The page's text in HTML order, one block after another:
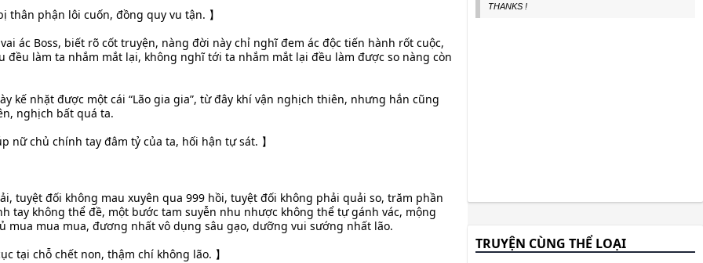
thân phận lôi cuốn, đồng quy vu tận. 】
ác Boss, biết rõ cốt truyện, nàng đời này chỉ nghĩ đem ác độc tiến hành rốt cuộc,
đều làm ta nhắm mắt lại, không nghĩ tới ta nhắm mắt lại đều làm được so nàng còn
kế nhặt được một cái “Lão gia gia”, từ đây khí vận nghịch thiên, nhưng hắn cũng
nghịch bất quá ta.
nữ chủ chính tay đâm tỷ của ta, hối hận tự sát. 】
tuyệt đối không mau xuyên qua 999 hồi, tuyệt đối không phải quải so, trăm phần
tay không thể đề, một bước tam suyễn nhu nhược không thể tự gánh vác, mộng
mua mua mua, đương nhất vô dụng sâu gạo, dưỡng vui sướng nhất lão.
tại chỗ chết non, thậm chí không lão. 】
THANKS !
TRUYỆN CÙNG THỂ LOẠI